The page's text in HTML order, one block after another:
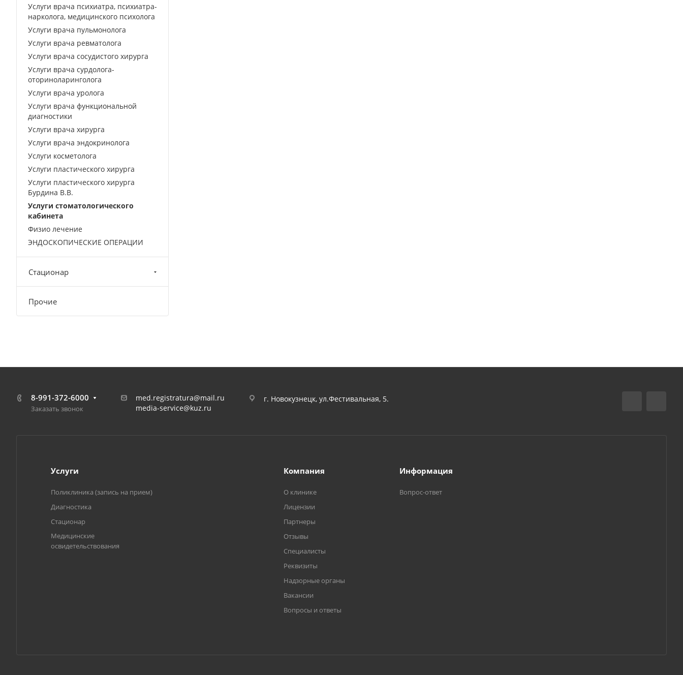
Услуги врача психиатра, психиатра-
нарколога, медицинского психолога
Услуги врача пульмонолога
Услуги врача ревматолога
Услуги врача сосудистого хирурга
Услуги врача сурдолога-
оториноларинголога
Услуги врача уролога
Услуги врача функциональной
диагностики
Услуги врача хирурга
Услуги врача эндокринолога
Услуги косметолога
Услуги пластического хирурга
Услуги пластического хирурга
Бурдина В.В.
Услуги стоматологического
кабинета
Физио лечение
ЭНДОСКОПИЧЕСКИЕ ОПЕРАЦИИ
Стационар
Прочие
8-991-372-6000
Заказать звонок
med.registratura@mail.ru
media-service@kuz.ru
г. Новокузнецк, ул.Фестивальная, 5.
Услуги
Поликлиника (запись на прием)
Диагностика
Стационар
Медицинские
освидетельствования
Компания
О клинике
Лицензии
Партнеры
Отзывы
Специалисты
Реквизиты
Надзорные органы
Вакансии
Вопросы и ответы
Информация
Вопрос-ответ